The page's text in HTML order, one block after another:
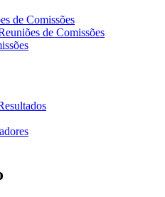
de Comissões
de Comissões